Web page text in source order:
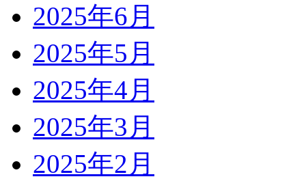
2025年6月
2025年5月
2025年4月
2025年3月
2025年2月